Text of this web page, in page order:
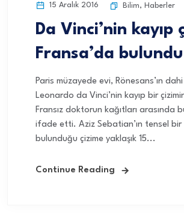
15 Aralık 2016 Bilim, Haberler
Da Vinci’nin kayıp
Fransa’da bulundu
Paris müzayede evi, Rönesans’ın dahi
Leonardo da Vinci’nin kayıp bir
Fransız doktorun kağıtları arasında
ifade etti. Aziz Sebatian’ın tensel bir
bulunduğu çizime yaklaşık 15...
Continue Reading